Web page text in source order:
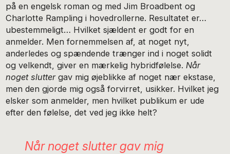
på en engelsk roman og med Jim Broadbent og
Charlotte Rampling i hovedrollerne. Resultatet er…
ubestemmeligt… Hvilket sjældent er godt for en
anmelder. Men fornemmelsen af, at noget nyt,
anderledes og spændende trænger ind i noget solidt
og velkendt, giver en mærkelig hybridfølelse. Når
noget slutter gav mig øjeblikke af noget nær ekstase,
men den gjorde mig også forvirret, usikker. Hvilket jeg
elsker som anmelder, men hvilket publikum er ude
efter den følelse, det ved jeg ikke helt?
Når noget slutter gav mig